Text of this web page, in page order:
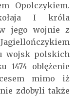
Opolczykiem.
I króla
jego wojnie z
wojsk polskich
1474 oblężenie
mimo iż
zdobyli także